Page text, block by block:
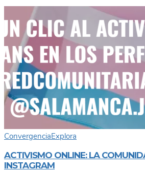
ConvergenciaExplora
ACTIVISMO ONLINE: LA
INSTAGRAM